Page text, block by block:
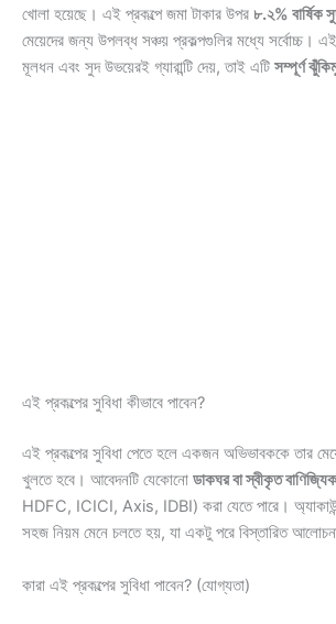
খোলা হয়েছে। এই প্রকল্পে জমা টাকার উপর ৮.২% বার্ষিক
মেয়েদের জন্য উপলব্ধ সঞ্চয় প্রকল্পগুলির মধ্যে সর্বোচ্চ।
মূলধন এবং সুদ উভয়েরই গ্যারান্টি দেয়, তাই এটি সম্পূর্ণ
এই প্রকল্পের সুবিধা কীভাবে পাবেন?
এই প্রকল্পের সুবিধা পেতে হলে একজন অভিভাবককে তার
খুলতে হবে। আবেদনটি যেকোনো ডাকঘর বা স্বীকৃত
HDFC, ICICI, Axis, IDBI) করা যেতে পারে।
সহজ নিয়ম মেনে চলতে হয়, যা একটু পরে বিস্তারিত
কারা এই প্রকল্পের সুবিধা পাবেন? (যোগ্যতা)